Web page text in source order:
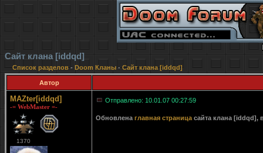
Сайт клана [iddqd]
Список разделов- Doom Кланы-Сайт клана [iddqd]
Автор
MAZter[iddqd]
-= WebMaster =-
1370
Отправлено: 10.01.07 00:27:59
Обновлена главная страница сайта клана [iddqd],